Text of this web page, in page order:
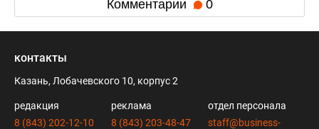
Комментарии 0
контакты
Казань, Лобачевского 10, корпус 2
редакция
8 (843) 202-12-10
реклама
8 (843) 203-48-47
отдел персонала
staff@business-